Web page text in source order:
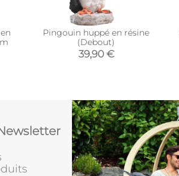
Pingouin huppé en résine
(Debout)
39,90 €